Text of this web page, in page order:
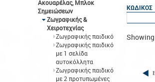
Ακουαρέλας, Μπλοκ
Σημειώσεων
Ζωγραφικής &
Χειροτεχνίας
Ζωγραφικής παιδικό
Ζωγραφικής παιδικό
με 1 σελίδα
αυτοκόλλητα
Ζωγραφικής παιδικό
με 2 προτυπωμένες
ΚΩΔΙΚΟΣ